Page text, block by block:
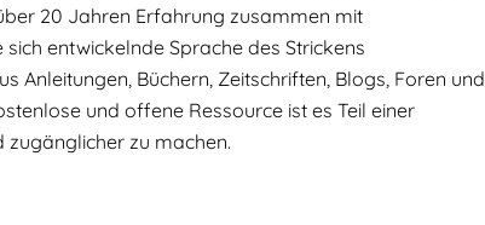
20 Jahren Erfahrung zusammen mit
entwickelnde Sprache des Strickens
Anleitungen, Büchern, Zeitschriften, Blogs, Foren und
und offene Ressource ist es Teil einer
zu machen.